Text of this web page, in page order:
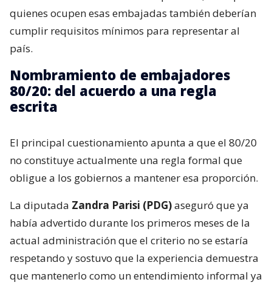
quienes ocupen esas embajadas también deberían
cumplir requisitos mínimos para representar al
país.
Nombramiento de embajadores
80/20: del acuerdo a una regla
escrita
El principal cuestionamiento apunta a que el 80/20
no constituye actualmente una regla formal que
obligue a los gobiernos a mantener esa proporción.
La diputada Zandra Parisi (PDG)aseguró que ya
había advertido durante los primeros meses de la
actual administración que el criterio no se estaría
respetando y sostuvo que la experiencia demuestra
que mantenerlo como un entendimiento informal ya